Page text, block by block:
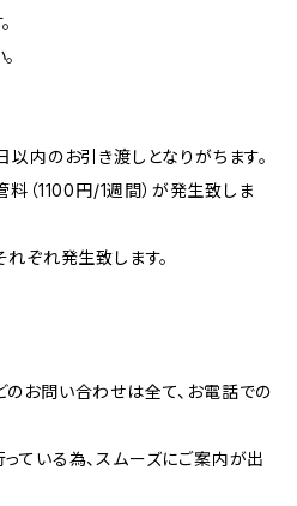
内のお引き渡しとなりがちます。
（1100円/1週間）が発生致しま
ぞれ発生致します。
お問い合わせは全て、お電話での
ている為、スムーズにご案内が出